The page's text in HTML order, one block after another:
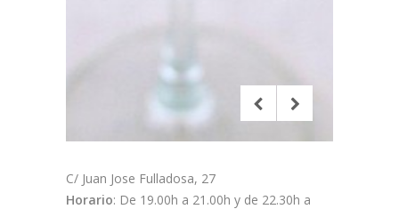
C/ Juan Jose Fulladosa, 27
Horario: De 19.00h a 21.00h y de 22.30h a